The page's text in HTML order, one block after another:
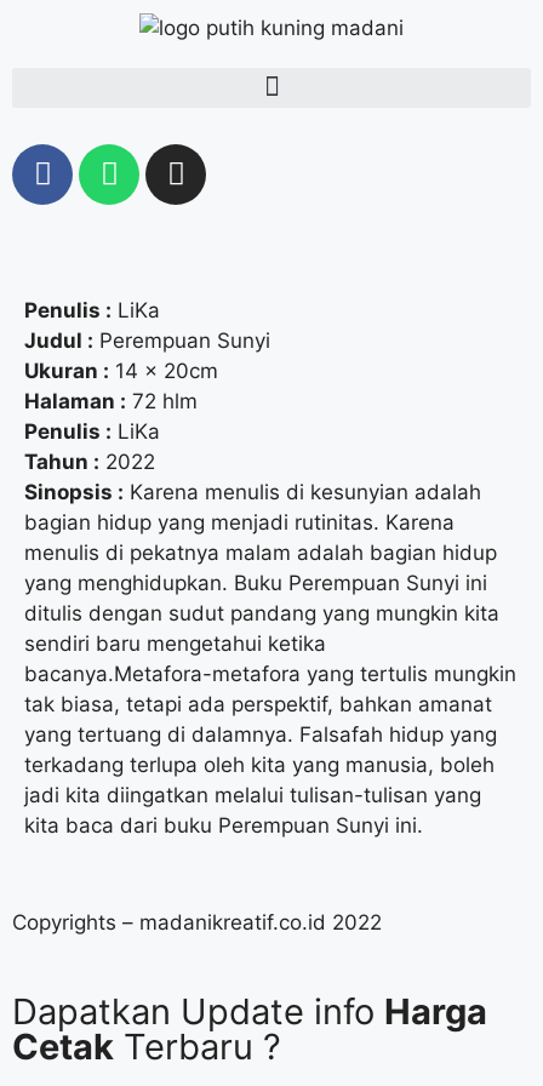
Penulis : LiKa
Judul : Perempuan Sunyi
Ukuran : 14 x 20cm
Halaman : 72 hlm
Penulis : LiKa
Tahun : 2022
Sinopsis : Karena menulis di kesunyian adalah
bagian hidup yang menjadi rutinitas. Karena
menulis di pekatnya malam adalah bagian hidup
yang menghidupkan. Buku Perempuan Sunyi ini
ditulis dengan sudut pandang yang mungkin kita
sendiri baru mengetahui ketika
bacanya.Metafora-metafora yang tertulis mungkin
tak biasa, tetapi ada perspektif, bahkan amanat
yang tertuang di dalamnya. Falsafah hidup yang
terkadang terlupa oleh kita yang manusia, boleh
jadi kita diingatkan melalui tulisan-tulisan yang
kita baca dari buku Perempuan Sunyi ini.
Copyrights – madanikreatif.co.id 2022
Dapatkan Update info Harga
Cetak Terbaru ?